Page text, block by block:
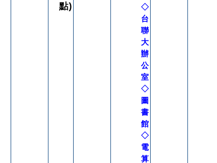
點)
◇
台
聯
大
辦
公
室
◇
圖
書
館
◇
電
算